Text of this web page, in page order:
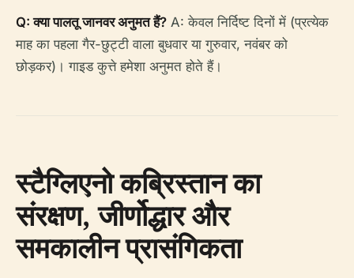
Q: क्या पालतू जानवर अनुमत हैं? A: केवल निर्दिष्ट दिनों में (प्रत्येक
माह का पहला गैर-छुट्टी वाला बुधवार या गुरुवार, नवंबर को
छोड़कर)। गाइड कुत्ते हमेशा अनुमत होते हैं।
स्टैग्लिएनो कब्रिस्तान का
संरक्षण, जीर्णोद्धार और
समकालीन प्रासंगिकता